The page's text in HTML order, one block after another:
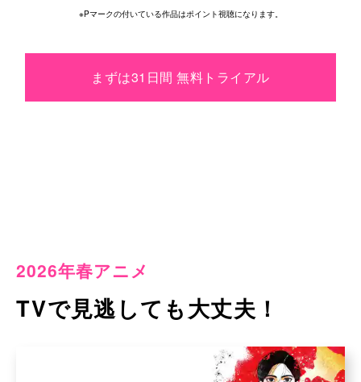
※Pマークの付いている作品はポイント視聴になります。
まずは31日間 無料トライアル
2026年春アニメ
TVで見逃しても大丈夫！